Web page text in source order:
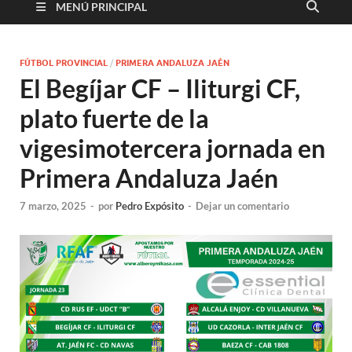
MENÚ PRINCIPAL
FÚTBOL PROVINCIAL / PRIMERA ANDALUZA JAÉN
El Begíjar CF – Iliturgi CF,
plato fuerte de la
vigesimotercera jornada en
Primera Andaluza Jaén
7 marzo, 2025 - por Pedro Expósito - Dejar un comentario